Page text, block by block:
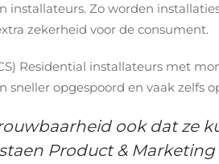
Zo worden
zekerheid voor de consument.
Residential installateurs met
opgespoord en vaak zelfs
ook dat ze
Product &